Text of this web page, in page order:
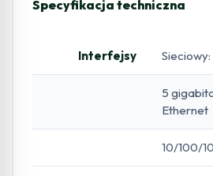
Specyfikacja techniczna
Interfejsy Sieciowy:
5
Ethernet
10/100/